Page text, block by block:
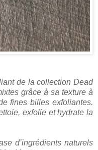
de la collection Dead
grâce à sa texture à
fines billes exfoliantes.
exfolie et hydrate la
d’ingrédients naturels